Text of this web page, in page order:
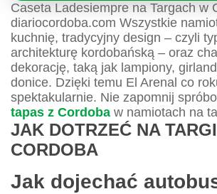
Caseta Ladesiempre na Targach w
diariocordoba.com Wszystkie
kuchnię, tradycyjny design – czyli
architekturę kordobańską – oraz
dekorację, taką jak lampiony,
donice. Dzięki temu El Arenal co
spektakularnie. Nie zapomnij
tapas z Cordoba w namiotach na
JAK DOTRZEĆ NA
CORDOBA
Jak dojechać